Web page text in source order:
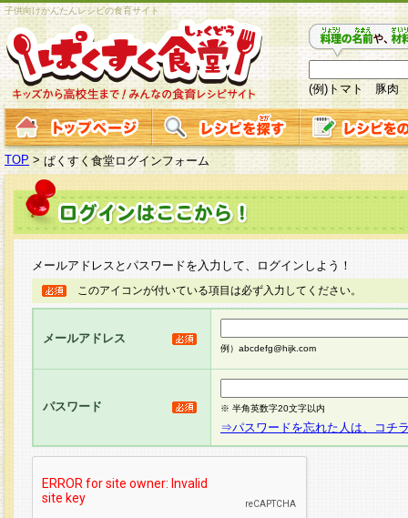
子供向けかんたんレシピの食育サイト
(例)トマト 豚肉
TOP > ぱくすく食堂ログインフォーム
メールアドレスとパスワードを入力して、ログインしよう！
このアイコンが付いている項目は必ず入力してください。
メールアドレス
例）abcdefg@hijk.com
パスワード ※ 半角英数字20文字以内
⇒パスワードを忘れた人は、コチ